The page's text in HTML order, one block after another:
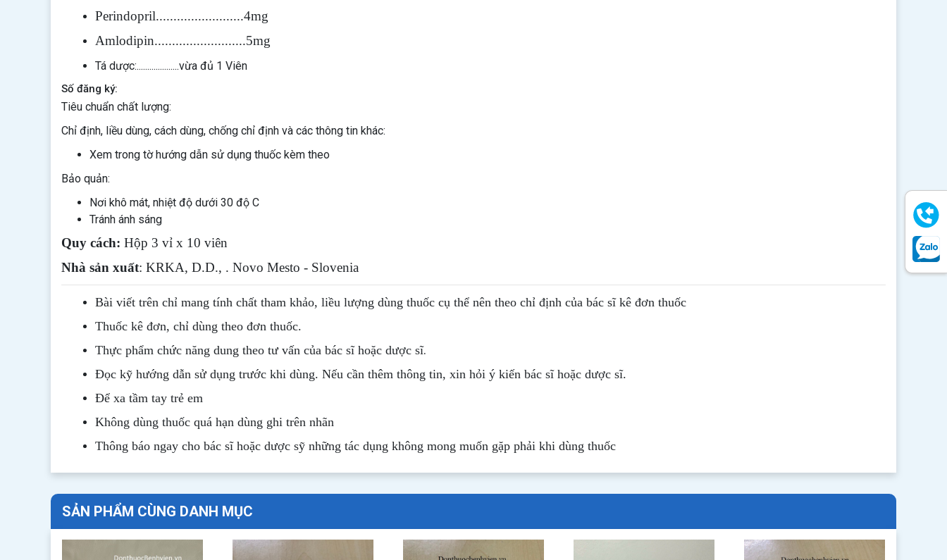
Perindopril.........................4mg
Amlodipin..........................5mg
Tá dược:....................vừa đủ 1 Viên
Số đăng ký:
Tiêu chuẩn chất lượng:
Chỉ định, liều dùng, cách dùng, chống chỉ định và các thông tin khác:
Xem trong tờ hướng dẫn sử dụng thuốc kèm theo
Bảo quản:
Nơi khô mát, nhiệt độ dưới 30 độ C
Tránh ánh sáng
Quy cách: Hộp 3 vỉ x 10 viên
Nhà sản xuất: KRKA, D.D., . Novo Mesto - Slovenia
Bài viết trên chỉ mang tính chất tham khảo, liều lượng dùng thuốc cụ thể nên theo chỉ định của bác sĩ kê đơn thuốc
Thuốc kê đơn, chỉ dùng theo đơn thuốc.
Thực phẩm chức năng dung theo tư vấn của bác sĩ hoặc dược sĩ.
Đọc kỹ hướng dẫn sử dụng trước khi dùng. Nếu cần thêm thông tin, xin hỏi ý kiến bác sĩ hoặc dược sĩ.
Để xa tầm tay trẻ em
Không dùng thuốc quá hạn dùng ghi trên nhãn
Thông báo ngay cho bác sĩ hoặc dược sỹ những tác dụng không mong muốn gặp phải khi dùng thuốc
SẢN PHẨM CÙNG DANH MỤC